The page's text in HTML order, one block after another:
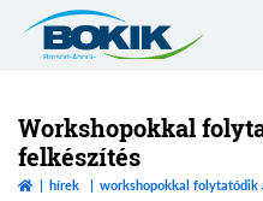
Zemplén
Vármegyei
Kereskedelmi
és
Workshopokkal
felkészítés
hírek workshopokkal folytatódik